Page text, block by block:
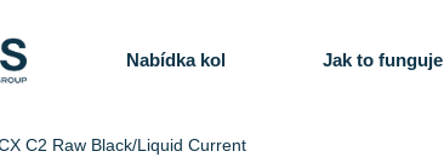
Nabídka kol Jak to funguje
C2 Raw Black/Liquid Current